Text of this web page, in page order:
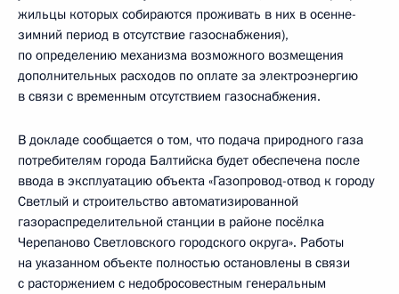
жильцы которых собираются проживать в них в осенне-
зимний период в отсутствие газоснабжения),
по определению механизма возможного возмещения
дополнительных расходов по оплате за электроэнергию
в связи с временным отсутствием газоснабжения.
В докладе сообщается о том, что подача природного газа
потребителям города Балтийска будет обеспечена после
ввода в эксплуатацию объекта «Газопровод-отвод к городу
Светлый и строительство автоматизированной
газораспределительной станции в районе посёлка
Черепаново Светловского городского округа». Работы
на указанном объекте полностью остановлены в связи
с расторжением с недобросовестным генеральным